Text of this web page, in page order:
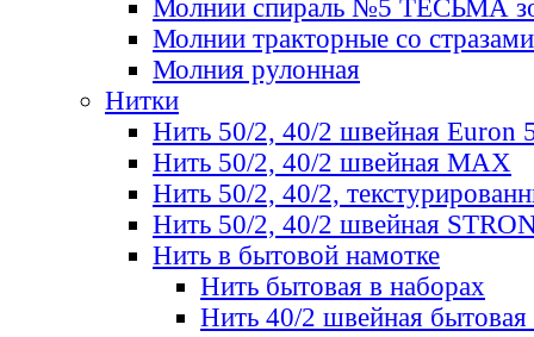
Молнии спираль №5 ТЕСЬМА
Молнии тракторные со стразами
Молния рулонная
Нитки
Нить 50/2, 40/2 швейная Euron
Нить 50/2, 40/2 швейная МАХ
Нить 50/2, 40/2,
Нить 50/2, 40/2 швейная
Нить в бытовой намотке
Нить бытовая в наборах
Нить 40/2 швейная бытовая